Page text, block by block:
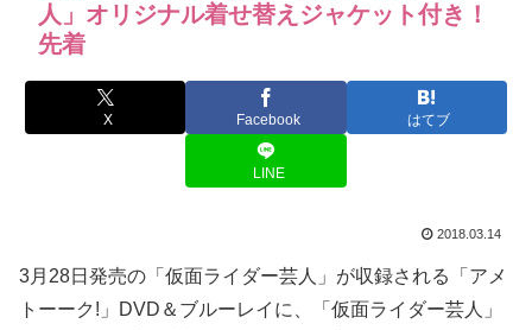
人」オリジナル着せ替えジャケット付き！
先着
X Facebook はてブ
LINE
2018.03.14
3月28日発売の「仮面ライダー芸人」が収録される「アメ
トーーク!」DVD＆ブルーレイに、「仮面ライダー芸人」